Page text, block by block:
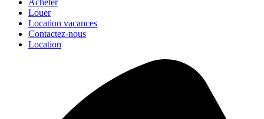
Acheter
Louer
Location vacances
Contactez-nous
Location